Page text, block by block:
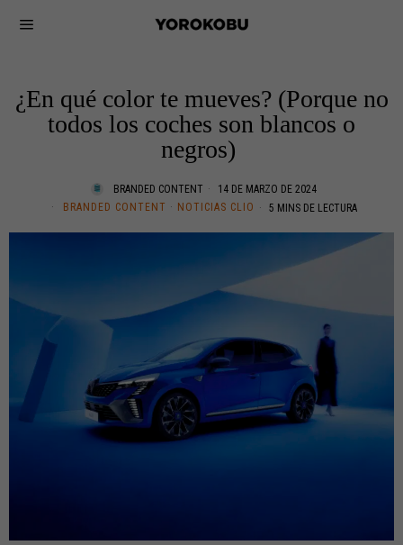
¿En qué color te mueves? (Porque no
todos los coches son blancos o
negros)
BRANDED CONTENT
14 DE MARZO DE 2024
BRANDED CONTENT · NOTICIAS CLIO 5 MINS DE LECTURA